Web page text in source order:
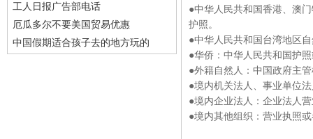
工人日报广告部电话
厄瓜多尔不要美国贸易优惠
中国假期适合孩子去的地方玩的
●中华人民共和国香港、澳
护照。
●中华人民共和国台湾地区
●华侨：中华人民共和国护
●外籍自然人：中国政府主
●境内机关法人、事业单位
●境内企业法人：企业法人
●境内其他组织：营业执照